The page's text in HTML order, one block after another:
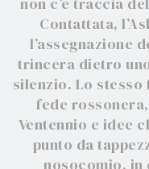
Contattata,
l’assegnazione
trincera dietro
silenzio. Lo
fede
Ventennio e idee
punto da
nosocomio, in